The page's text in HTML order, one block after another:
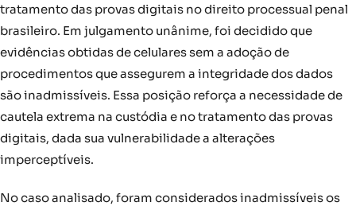
tratamento das provas digitais no direito processual penal
brasileiro. Em julgamento unânime, foi decidido que
evidências obtidas de celulares sem a adoção de
procedimentos que assegurem a integridade dos dados
são inadmissíveis. Essa posição reforça a necessidade de
cautela extrema na custódia e no tratamento das provas
digitais, dada sua vulnerabilidade a alterações
imperceptíveis.
No caso analisado, foram considerados inadmissíveis os